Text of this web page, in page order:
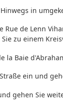
in
Rue de Lenn
zu einem
la Baie
ein und
gehen Sie